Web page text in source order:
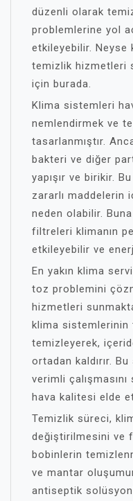
düzenli olarak
problemlerine yol
etkileyebilir. Neyse
temizlik hizmetleri
için burada.
Klima sistemleri
nemlendirmek ve
tasarlanmıştır.
bakteri ve diğer
yapışır ve birikir.
zararlı maddelerin
neden olabilir.
filtreleri klimanın
etkileyebilir ve
En yakın klima
toz problemini
hizmetleri
klima
temizleyerek,
ortadan kaldırır.
verimli
hava kalitesi elde
Temizlik süreci,
değiştirilmesini ve
bobinlerin
ve mantar
antiseptik